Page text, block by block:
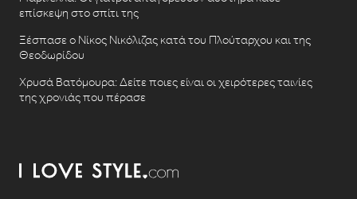
επίσκεψη στο σπίτι της
Ξέσπασε ο Νίκος Νικόλιζας κατά του Πλούταρχου και της
Θεοδωρίδου
Χρυσά Βατόμουρα: Δείτε ποιες είναι οι χειρότερες ταινίες
της χρονιάς που πέρασε